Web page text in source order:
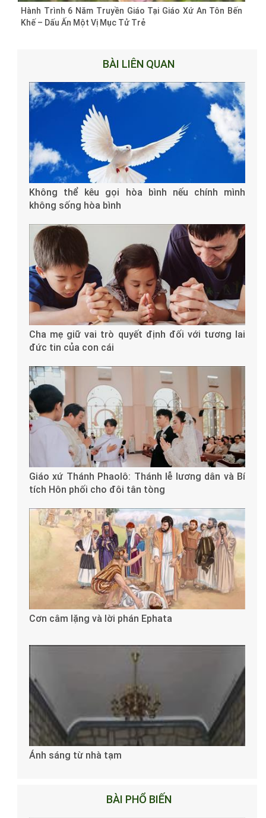
Hành Trình 6 Năm Truyền Giáo Tại Giáo Xứ An Tôn Bến
Khế – Dấu Ấn Một Vị Mục Tử Trẻ
BÀI LIÊN QUAN
Không thể kêu gọi hòa bình nếu chính mình
không sống hòa bình
Cha mẹ giữ vai trò quyết định đối với tương lai
đức tin của con cái
Giáo xứ Thánh Phaolô: Thánh lễ lương dân và Bí
tích Hôn phối cho đôi tân tòng
Cơn câm lặng và lời phán Ephata
Ánh sáng từ nhà tạm
BÀI PHỔ BIẾN